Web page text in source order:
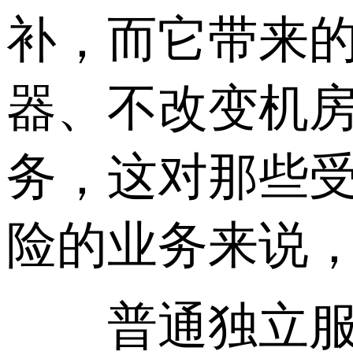
补，而它带来
器、不改变机
务，这对那些
险的业务来说
普通独立服